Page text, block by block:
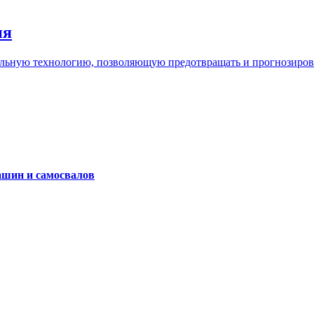
технологию, позволяющую предотвращать и
и самосвалов